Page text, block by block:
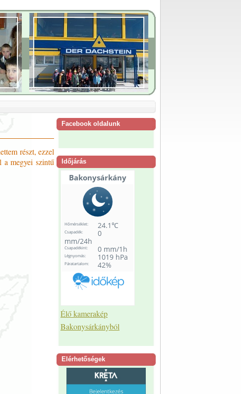
részt, ezzel
a megyei szintű
Facebook oldalunk
Időjárás
Élő kamerakép
Bakonysárkányból
Elérhetőségek